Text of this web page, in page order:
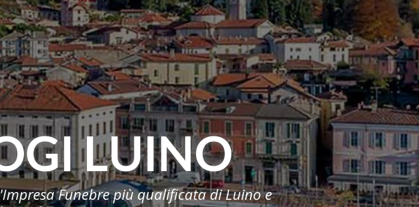
LUINO
Funebre più qualificata di Luino e